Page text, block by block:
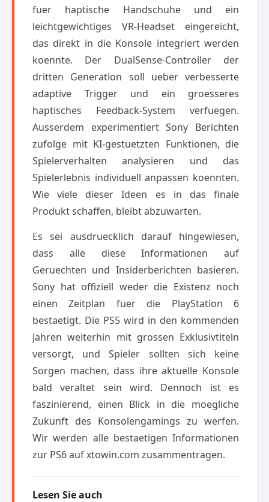
fuer haptische Handschuhe und ein
leichtgewichtiges VR-Headset eingereicht,
das direkt in die Konsole integriert werden
koennte. Der DualSense-Controller der
dritten Generation soll ueber verbesserte
adaptive Trigger und ein groesseres
haptisches Feedback-System verfuegen.
Ausserdem experimentiert Sony Berichten
zufolge mit KI-gestuetzten Funktionen, die
Spielerverhalten analysieren und das
Spielerlebnis individuell anpassen koennten.
Wie viele dieser Ideen es in das finale
Produkt schaffen, bleibt abzuwarten.
Es sei ausdruecklich darauf hingewiesen,
dass alle diese Informationen auf
Geruechten und Insiderberichten basieren.
Sony hat offiziell weder die Existenz noch
einen Zeitplan fuer die PlayStation 6
bestaetigt. Die PS5 wird in den kommenden
Jahren weiterhin mit grossen Exklusivtiteln
versorgt, und Spieler sollten sich keine
Sorgen machen, dass ihre aktuelle Konsole
bald veraltet sein wird. Dennoch ist es
faszinierend, einen Blick in die moegliche
Zukunft des Konsolengamings zu werfen.
Wir werden alle bestaetigen Informationen
zur PS6 auf xtowin.com zusammentragen.
Lesen Sie auch